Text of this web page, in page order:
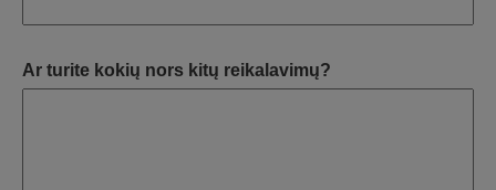
Ar turite kokių nors kitų reikalavimų?